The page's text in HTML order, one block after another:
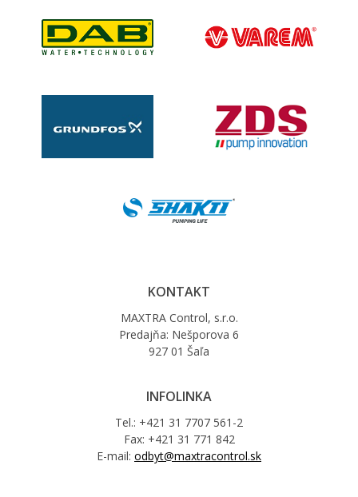
KONTAKT
MAXTRA Control, s.r.o.
Predajňa: Nešporova 6
927 01 Šaľa
INFOLINKA
Tel.: +421 31 7707 561-2
Fax: +421 31 771 842
E-mail: odbyt@maxtracontrol.sk